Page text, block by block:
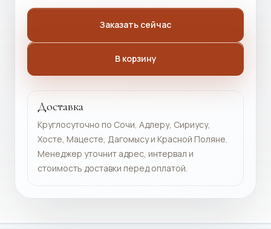
Заказать сейчас
В корзину
Доставка
Круглосуточно по Сочи, Адлеру, Сириусу,
Хосте, Мацесте, Дагомысу и Красной Поляне.
Менеджер уточнит адрес, интервал и
стоимость доставки перед оплатой.